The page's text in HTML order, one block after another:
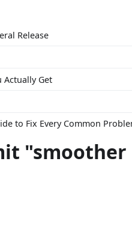
Release
Actually Get
to Fix Every Common